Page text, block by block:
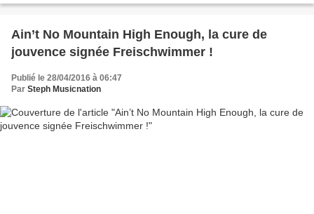
Ain’t No Mountain High Enough, la cure de
jouvence signée Freischwimmer !
Publié le 28/04/2016 à 06:47
Par Steph Musicnation